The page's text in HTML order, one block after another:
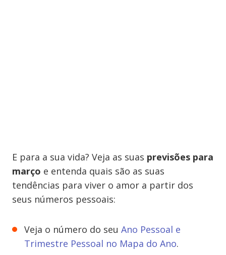
E para a sua vida? Veja as suas previsões para
março e entenda quais são as suas
tendências para viver o amor a partir dos
seus números pessoais:
Veja o número do seu Ano Pessoal e
Trimestre Pessoal no Mapa do Ano.